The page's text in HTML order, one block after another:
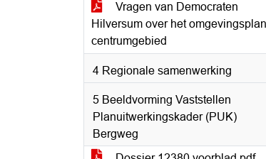
Vragen van Democraten
Hilversum over het omgevingsplan
centrumgebied
4 Regionale samenwerking
5 Beeldvorming Vaststellen
Planuitwerkingskader (PUK)
Bergweg